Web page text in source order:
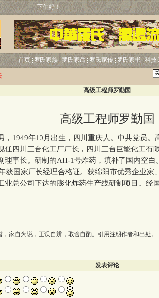
下午好！
首页 罗氏家族 罗氏家话 罗氏家传 罗氏家书 科技
高级工程师罗勤国
高级工程师罗勤国
1949年10月出生，四川重庆人。中共党员。
任四川三台化工厂厂长，四川三台巨能化工有
理事长。研制的AH-1号炸药，填补了国内空
获国家厂长经理合格证。获绵阳市优秀企业家
业总公司下达的膨化炸药生产线研制项目。经
家自为说，正误自辨，取舍自酌。引用注明作者和出处。
发表评论